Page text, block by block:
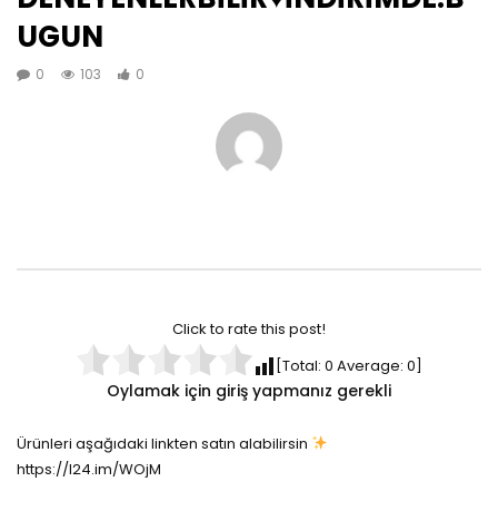
UGUN
0 103 0
Click to rate this post!
[Total: 0 Average: 0]
Oylamak için giriş yapmanız gerekli
Ürünleri aşağıdaki linkten satın alabilirsin
https://l24.im/WOjM